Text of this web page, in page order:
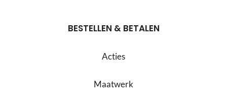
BESTELLEN & BETALEN
Acties
Maatwerk